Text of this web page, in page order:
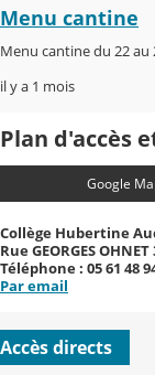
Menu cantine
Menu cantine du 22 au
il y a 1 mois
Plan d'accès
Google
Collège Hubertine
Rue GEORGES
Téléphone : 05 61 48
Par email
Accès directs